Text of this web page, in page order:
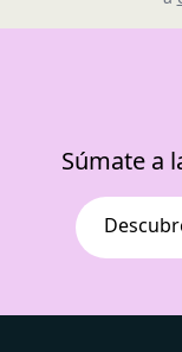
Súmate a